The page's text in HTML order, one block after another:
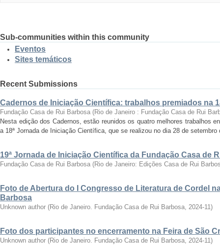
Sub-communities within this community
Eventos
Sites temáticos
Recent Submissions
Cadernos de Iniciação Científica: trabalhos premiados na
Fundação Casa de Rui Barbosa (Rio de Janeiro : Fundação Casa de Rui
Nesta edição dos Cadernos, estão reunidos os quatro melhores trabalhos
a 18ª Jornada de Iniciação Científica, que se realizou no dia 28 de
19ª Jornada de Iniciação Científica da Fundação Casa de
Fundação Casa de Rui Barbosa (Rio de Janeiro: Edições Casa de Rui
Foto de Abertura do I Congresso de Literatura de Cordel
Barbosa
Unknown author (Rio de Janeiro. Fundação Casa de Rui Barbosa, 2024-11)
Foto dos participantes no encerramento na Feira de São
Unknown author (Rio de Janeiro. Fundação Casa de Rui Barbosa, 2024-11)